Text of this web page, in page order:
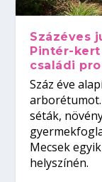
Százéves
Pintér-kert
családi
Száz éve
séták,
Mecsek
helyszínén.